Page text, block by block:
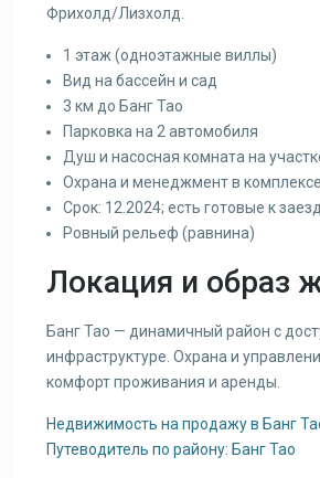
Фрихолд/Лизхолд.
1 этаж (одноэтажные виллы)
Вид на бассейн и сад
3 км до Банг Тао
Парковка на 2 автомобиля
Душ и насосная комната на
Охрана и менеджмент в комплексе
Срок: 12.2024; есть готовые к
Ровный рельеф (равнина)
Локация и образ
Банг Тао — динамичный район с
инфраструктуре. Охрана и
комфорт проживания и аренды.
Недвижимость на продажу в Банг
Путеводитель по району: Банг Тао